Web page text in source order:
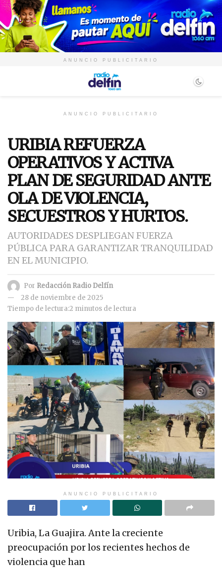
ANUNCIO PUBLICITARIO
ANUNCIO PUBLICITARIO
URIBIA REFUERZA
OPERATIVOS Y ACTIVA
PLAN DE SEGURIDAD ANTE
OLA DE VIOLENCIA,
SECUESTROS Y HURTOS.
AUTORIDADES DESPLIEGAN FUERZA
PÚBLICA PARA GARANTIZAR TRANQUILIDAD
EN EL MUNICIPIO.
Por Redacción Radio Delfín
28 de noviembre de 2025
Tiempo de lectura:2 minutos de lectura
ANUNCIO PUBLICITARIO
Uribia, La Guajira. Ante la creciente
preocupación por los recientes hechos de
violencia que han